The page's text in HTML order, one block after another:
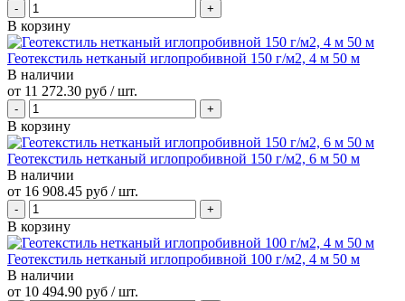
В корзину
Геотекстиль нетканый иглопробивной 150 г/м2, 4 м 50 м
В наличии
от 11 272.30 руб / шт.
В корзину
Геотекстиль нетканый иглопробивной 150 г/м2, 6 м 50 м
В наличии
от 16 908.45 руб / шт.
В корзину
Геотекстиль нетканый иглопробивной 100 г/м2, 4 м 50 м
В наличии
от 10 494.90 руб / шт.